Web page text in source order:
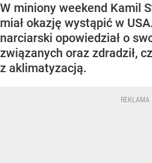
W miniony weekend Kamil
miał okazję wystąpić w
narciarski opowiedział o
związanych oraz zdradził,
z aklimatyzacją.